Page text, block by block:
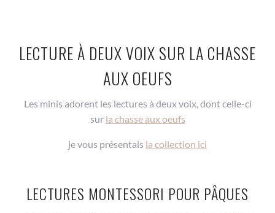
LECTURE À DEUX VOIX SUR LA CHASSE
AUX OEUFS
Les minis adorent les lectures à deux voix, dont celle-ci
sur la chasse aux oeufs
je vous présentais la collection ici
LECTURES MONTESSORI POUR PÂQUES